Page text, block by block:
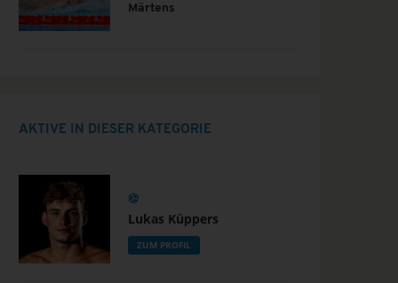
Märtens
AKTIVE IN DIESER KATEGORIE
Lukas Küppers
ZUM PROFIL